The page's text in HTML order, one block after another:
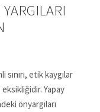
sınırı, etik kaygılar
Yapay
önyargıları